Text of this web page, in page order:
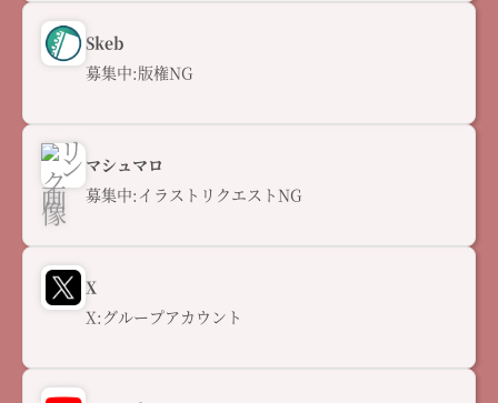
Skeb
募集中:版権NG
マシュマロ
募集中:イラストリクエストNG
X
X:グループアカウント